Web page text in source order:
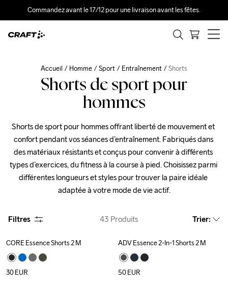
Commandez avant le 17/12 pour une livraison avant les fêtes.
Accueil Homme Sport Entraînement Shorts
Shorts de sport pour
hommes
Shorts de sport pour hommes offrant liberté de mouvement et
confort pendant vos séances d’entraînement. Fabriqués dans
des matériaux résistants et conçus pour convenir à différents
types d’exercices, du fitness à la course à pied. Choisissez parmi
différentes longueurs et styles pour trouver la paire idéale
adaptée à votre mode de vie actif.
Filtres 43 Produits Trier:
CORE Essence Shorts 2 M
30EUR
ADV Essence 2-In-1 Shorts 2 M
50EUR